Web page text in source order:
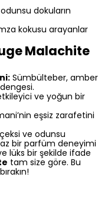
dokuların
kokusu arayanlar
Malachite
Sümbülteber, amber
ve yoğun bir
eşsiz zarafetini
ve odunsu
bir parfüm deneyimi
lüks bir şekilde ifade
tam size göre. Bu